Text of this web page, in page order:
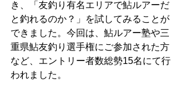
き、「友釣り有名エリアで鮎ルアーだ
と釣れるのか？」を試してみることが
できました。今回は、鮎ルアー塾や三
重県鮎友釣り選手権にご参加された方
など、エントリー者数総勢15名にて行
われました。